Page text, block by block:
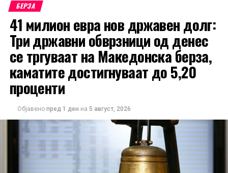
БЕРЗА
41 милион евра нов државен долг:
Три државни обврзници од денес
се тргуваат на Македонска берза,
каматите достигнуваат до 5,20
проценти
Објавено пред 1 ден на 5 август, 2026